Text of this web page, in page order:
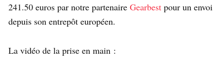
241.50 euros par notre partenaire Gearbest pour un envoi
depuis son entrepôt européen.
La vidéo de la prise en main :